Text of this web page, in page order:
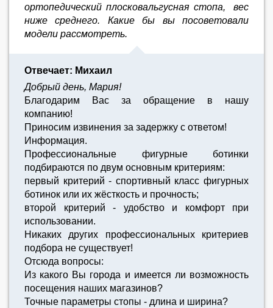
ортопедический плосковальгусная стопа, вес
ниже среднего. Какие бы вы посоветовали
модели рассмотреть.
Отвечает: Михаил
Добрый день, Мария!
Благодарим Вас за обращение в нашу
компанию!
Приносим извинения за задержку с ответом!
Информация.
Профессиональные фигурные ботинки
подбираются по двум основным критериям:
первый критерий - спортивный класс фигурных
ботинок или их жёсткость и прочность;
второй критерий - удобство и комфорт при
использовании.
Никаких других профессиональных критериев
подбора не существует!
Отсюда вопросы:
Из какого Вы города и имеется ли возможность
посещения наших магазинов?
Точные параметры стопы - длина и ширина?